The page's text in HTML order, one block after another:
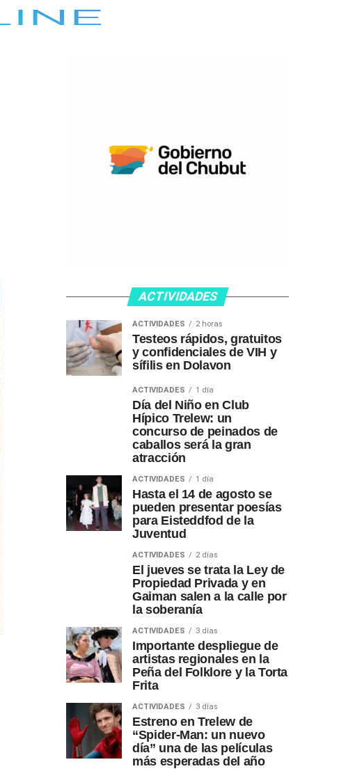
ACTIVIDADES
ACTIVIDADES 2 horas
Testeos rápidos, gratuitos
y confidenciales de VIH y
sífilis en Dolavon
ACTIVIDADES 1 día
Día del Niño en Club
Hípico Trelew: un
concurso de peinados de
caballos será la gran
atracción
ACTIVIDADES 1 día
Hasta el 14 de agosto se
pueden presentar poesías
para Eisteddfod de la
Juventud
ACTIVIDADES 2 días
El jueves se trata la Ley de
Propiedad Privada y en
Gaiman salen a la calle por
la soberanía
ACTIVIDADES 3 días
Importante despliegue de
artistas regionales en la
Peña del Folklore y la Torta
Frita
ACTIVIDADES 3 días
Estreno en Trelew de
“Spider-Man: un nuevo
día” una de las películas
más esperadas del año